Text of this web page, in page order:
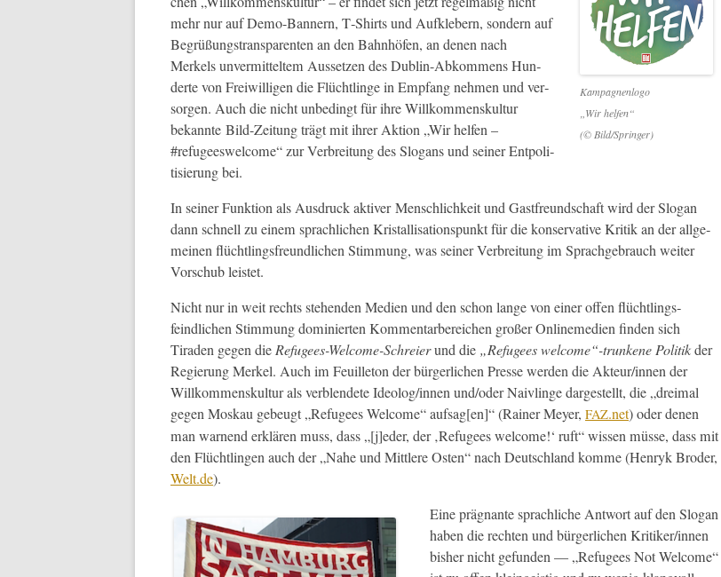
Kam­pag­nen­l­o­go
„Wir helfen“
(© Bild/Springer)
mehr nur auf Demo-Ban­nern, T‑Shirts und Aufk­le­bern, son­dern auf
Begrüßungstrans­par­enten an den Bahn­höfen, an denen nach
Merkels unver­mit­tel­tem Aus­set­zen des Dublin-Abkom­mens Hun­
derte von Frei­willi­gen die Flüchtlinge in Emp­fang nehmen und ver­
sor­gen. Auch die nicht unbe­d­ingt für ihre Willkom­men­skul­tur
bekan­nte Bild-Zeitung trägt mit ihrer Aktion „Wir helfen –
#refugeeswel­come“ zur Ver­bre­itung des Slo­gans und sein­er Ent­poli­
tisierung bei.
In sein­er Funk­tion als Aus­druck aktiv­er Men­schlichkeit und Gast­fre­und­schaft wird der Slo­gan
dann schnell zu einem sprach­lichen Kristalli­sa­tion­spunkt für die kon­ser­v­a­tive Kri­tik an der all­ge­
meinen flüchtlings­fre­undlichen Stim­mung, was sein­er Ver­bre­itung im Sprachge­brauch weit­er
Vorschub leistet.
Nicht nur in weit rechts ste­hen­den Medi­en und den schon lange von ein­er offen flüchtlings­
feindlichen Stim­mung dominierten Kom­men­tar­bere­ichen großer Onlineme­di­en find­en sich
Tiraden gegen die Refugees-Wel­come-Schreierund die „Refugees welcome“-trunkene Poli­tikder
Regierung Merkel. Auch im Feuil­leton der bürg­er­lichen Presse wer­den die Akteur/innen der
Willkom­men­skul­tur als verblendete Ideolog/innen und/oder Naivlinge dargestellt, die „dreimal
gegen Moskau gebeugt „Refugees Wel­come“ aufsag[en]“ (Rain­er Mey­er, FAZ.net) oder denen
man war­nend erk­lären muss, dass „[j]eder, der ‚Refugees wel­come!‘ ruft“ wis­sen müsse, dass mit
den Flüchtlin­gen auch der „Nahe und Mit­tlere Osten“ nach Deutsch­land komme (Hen­ryk Broder,
Welt.de).
Eine präg­nante sprach­liche Antwort auf den Slo­gan
haben die recht­en und bürg­er­lichen Kritiker/innen
bish­er nicht gefun­den — „Refugees Not Wel­come“